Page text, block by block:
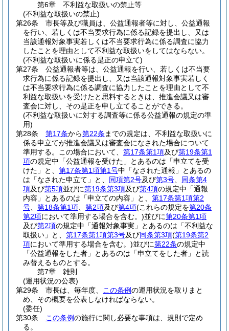
第6章
不利益な取扱いの禁止等
(不利益な取扱いの禁止)
第26条
市長等及び職員は、公益通報者等に対し、公益通報
を行い、若しくは不当要求行為に係る記録を提出し、又は
当該通報対象事実若しくは不当要求行為に係る調査に協力
したことを理由として不利益な取扱いをしてはならない。
(不利益な取扱いに係る是正の申立て)
第27条
公益通報者等は、公益通報を行い、若しくは不当要
求行為に係る記録を提出し、又は当該通報対象事実若しく
は不当要求行為に係る調査に協力したことを理由として不
利益な取扱いを受けたと思料するときは、推進会議又は審
査会に対し、その是正を申し立てることができる。
(不利益な取扱いに対する調査等に係る公益通報の規定の準
用)
第28条
第17条から第22条 までの規定は、不利益な取扱いに
係る申立てが推進会議又は審査会になされた場合について
準用する。
この場合において、 第17条第1項及び第19条第1
項の規定中「公益通報を受けた」とあるのは「申立てを受
けた」と、 第17条第1項第1号中「なされた通報」とあるの
は「なされた申立て」と、 同項第2号及び第3号
同条第4
項及び第5項並びに第19条第3項及び第4項の規定中「通報
内容」とあるのは「申立ての内容」と、 第17条第1項第2
号
第18条第1項 第2項及び第4項(これらの規定を第20条
第2項において準用する場合を含む。)並びに第20条第1項
及び第2項の規定中「通報対象事実」とあるのは「不利益な
取扱い」と、 第17条第1項第3号及び同条第3項(第19条第2
項において準用する場合を含む。)並びに第22条の規定中
「公益通報をした者」とあるのは「申立てをした者」と読
み替えるものとする。
第7章
雑則
(運用状況の公表)
第29条
市長は、毎年度、 この条例の運用状況を取りまと
め、その概要を公表しなければならない。
(委任)
第30条
この条例の施行に関し必要な事項は、規則で定め
る。